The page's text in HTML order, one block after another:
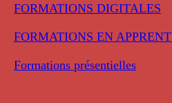
FORMATIONS DIGITALES
FORMATIONS EN
Formations présentielles